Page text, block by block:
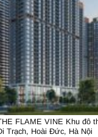
FLAME VINE Khu đô
Trạch, Hoài Đức, Hà Nội